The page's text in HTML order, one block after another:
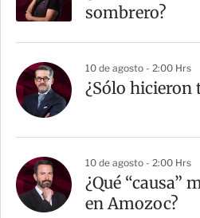
sombrero?
10 de agosto - 2:00 Hrs
¿Sólo hicieron
10 de agosto - 2:00 Hrs
¿Qué “causa”
en Amozoc?